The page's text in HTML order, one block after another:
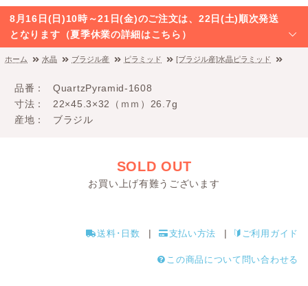
8月16日(日)10時～21日(金)のご注文は、22日(土)順次発送
となります（夏季休業の詳細はこちら）
ホーム 水晶 ブラジル産 ピラミッド [ブラジル産]水晶ピラミッド
品番
QuartzPyramid-1608
寸法
22×45.3×32（ｍｍ）26.7g
産地
ブラジル
SOLD OUT
お買い上げ有難うございます
送料･日数 支払い方法 ご利用ガイド
この商品について問い合わせる